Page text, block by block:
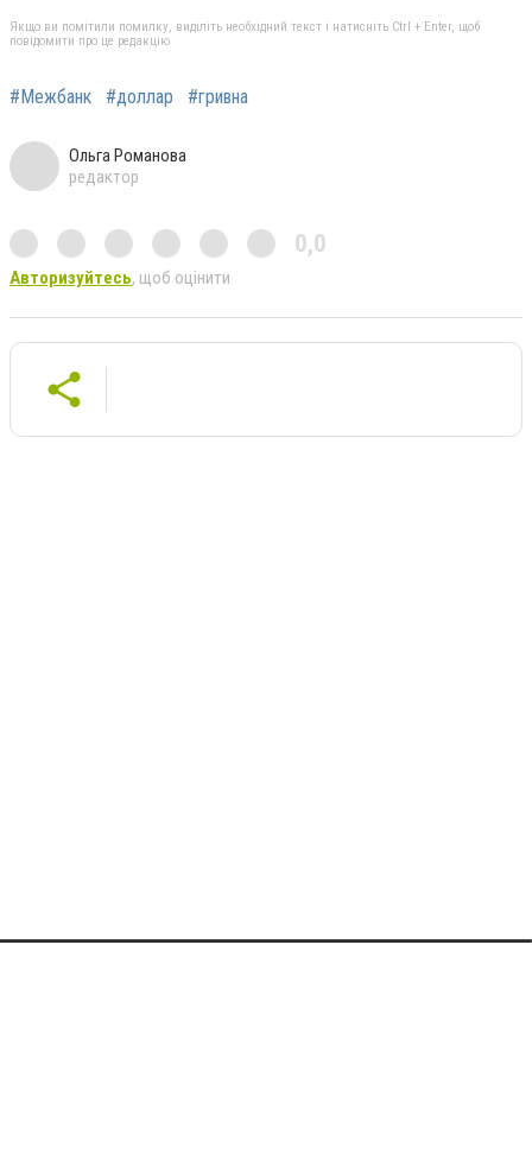
Якщо ви помітили помилку, виділіть необхідний текст і натисніть Ctrl + Enter, щоб
повідомити про це редакцію
#Межбанк #доллар #гривна
Ольга Романова
редактор
0,0
Авторизуйтесь, щоб оцінити